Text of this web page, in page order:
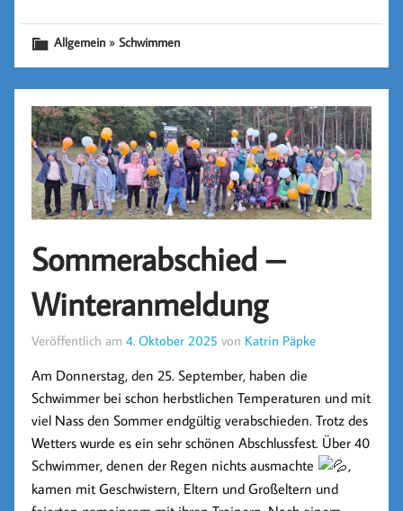
Allgemein »Schwimmen
Sommerabschied –
Winteranmeldung
Veröffentlich am4. Oktober 2025 von Katrin Päpke
Am Donnerstag, den 25. September, haben die
Schwimmer bei schon herbstlichen Temperaturen und mit
viel Nass den Sommer endgültig verabschieden. Trotz des
Wetters wurde es ein sehr schönen Abschlussfest. Über 40
Schwimmer, denen der Regen nichts ausmachte
,
kamen mit Geschwistern, Eltern und Großeltern und